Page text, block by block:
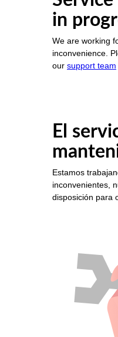
in
We are working
inconvenience.
our support team
El
Estamos
inconvenientes,
disposición para